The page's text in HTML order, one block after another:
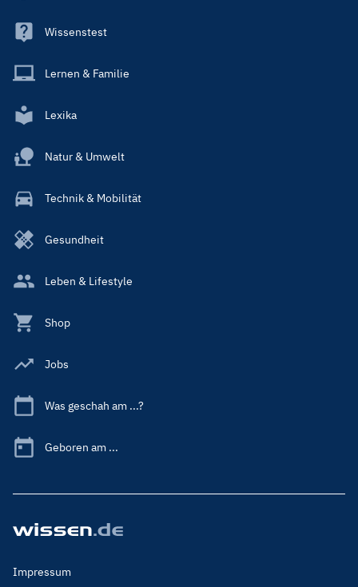
Wissenstest
Lernen & Familie
Lexika
Natur & Umwelt
Technik & Mobilität
Gesundheit
Leben & Lifestyle
Shop
Jobs
Was geschah am ...?
Geboren am ...
Footer
Impressum